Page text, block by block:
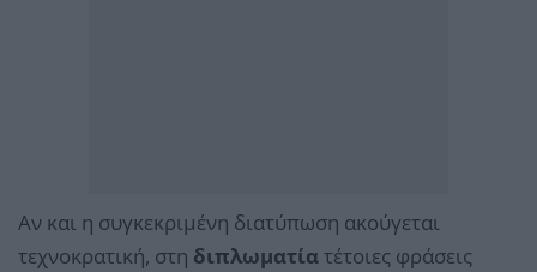
Αν και η συγκεκριμένη διατύπωση ακούγεται
τεχνοκρατική, στη διπλωματίατέτοιες φράσεις